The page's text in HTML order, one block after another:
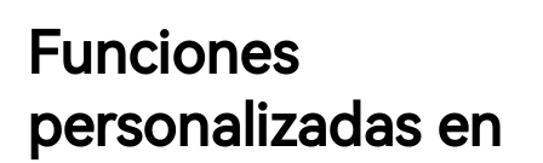
Funciones
personalizadas en